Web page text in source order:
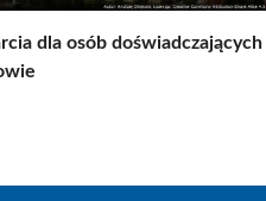
dla osób doświadczających